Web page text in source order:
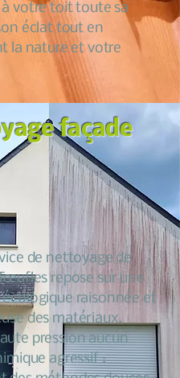
votre toit toute sa
éclat tout en
la nature et votre
façade
de nettoyage de
repose sur une
raisonnée et
des matériaux.
pression aucun
agressif :